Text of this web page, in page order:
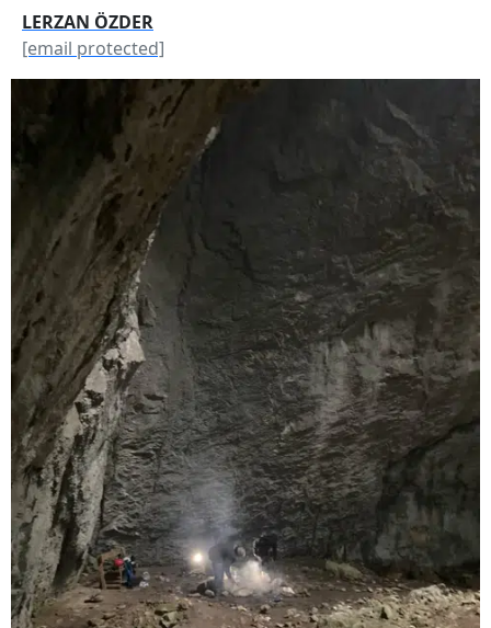
LERZAN ÖZDER
[email protected]